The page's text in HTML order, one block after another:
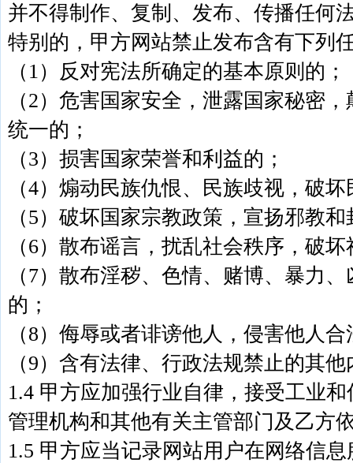
并不得制作、复制、发布、传播任何
特别的，甲方网站禁止发布含有下列
（1）反对宪法所确定的基本原则的；
（2）危害国家安全，泄露国家秘密
统一的；
（3）损害国家荣誉和利益的；
（4）煽动民族仇恨、民族歧视，破
（5）破坏国家宗教政策，宣扬邪教
（6）散布谣言，扰乱社会秩序，破
（7）散布淫秽、色情、赌博、暴力
的；
（8）侮辱或者诽谤他人，侵害他人
（9）含有法律、行政法规禁止的其
1.4 甲方应加强行业自律，接受工业
管理机构和其他有关主管部门及乙方
1.5 甲方应当记录网站用户在网络信